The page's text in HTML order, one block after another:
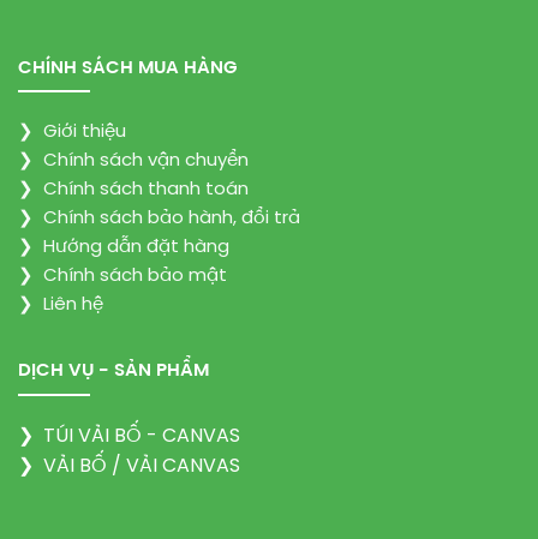
CHÍNH SÁCH MUA HÀNG
❯ Giới thiệu
❯ Chính sách vận chuyển
❯ Chính sách thanh toán
❯ Chính sách bảo hành, đổi trả
❯ Hướng dẫn đặt hàng
❯ Chính sách bảo mật
❯ Liên hệ
DỊCH VỤ - SẢN PHẨM
❯ TÚI VẢI BỐ - CANVAS
❯ VẢI BỐ / VẢI CANVAS